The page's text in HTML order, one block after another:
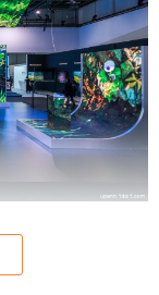
cấp đáng giá